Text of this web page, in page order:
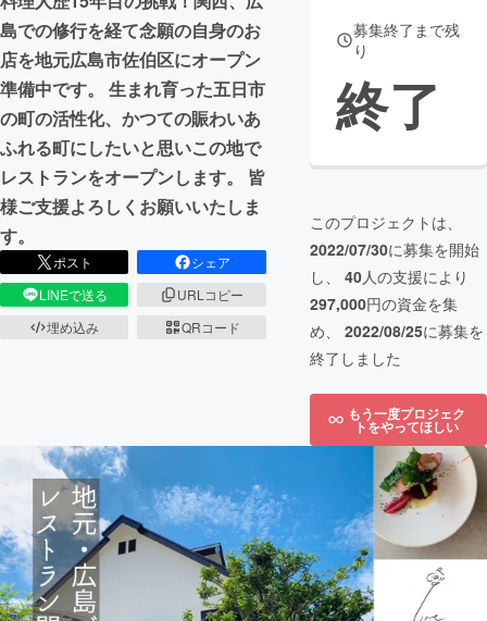
島での修行を経て念願の自身のお
店を地元広島市佐伯区にオープン
準備中です。 生まれ育った五日市
の町の活性化、かつての賑わいあ
ふれる町にしたいと思いこの地で
レストランをオープンします。 皆
様ご支援よろしくお願いいたしま
す。
ポスト
シェア
LINEで送る
URLコピー
埋め込み
QRコード
募集終了まで残
り
終了
このプロジェクトは、
2022/07/30に募集を開始
し、 40人の支援により
297,000円の資金を集
め、 2022/08/25に募集を
終了しました
もう一度プロジェク
トをやってほしい